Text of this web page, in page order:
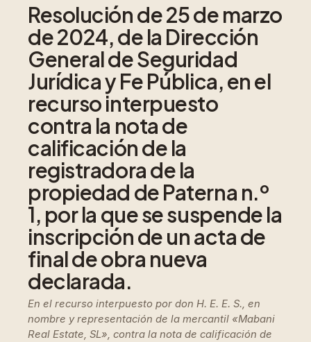
Resolución de 25 de marzo
de 2024, de la Dirección
General de Seguridad
Jurídica y Fe Pública, en el
recurso interpuesto
contra la nota de
calificación de la
registradora de la
propiedad de Paterna n.º
1, por la que se suspende la
inscripción de un acta de
final de obra nueva
declarada.
En el recurso interpuesto por don H. E. E. S., en
nombre y representación de la mercantil «Mabani
Real Estate, SL», contra la nota de calificación de